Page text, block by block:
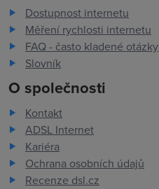
Dostupnost internetu
Měření rychlosti internetu
FAQ - často kladené otázky
Slovník
O společnosti
Kontakt
ADSL Internet
Kariéra
Ochrana osobních údajů
Recenze dsl.cz